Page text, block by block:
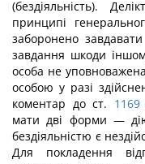
(бездіяльність).
принципі
заборонено
завдання шкоди
особа не
особою у разі
коментар до ст. 1169
мати дві форми —
бездіяльністю є
Для покладення